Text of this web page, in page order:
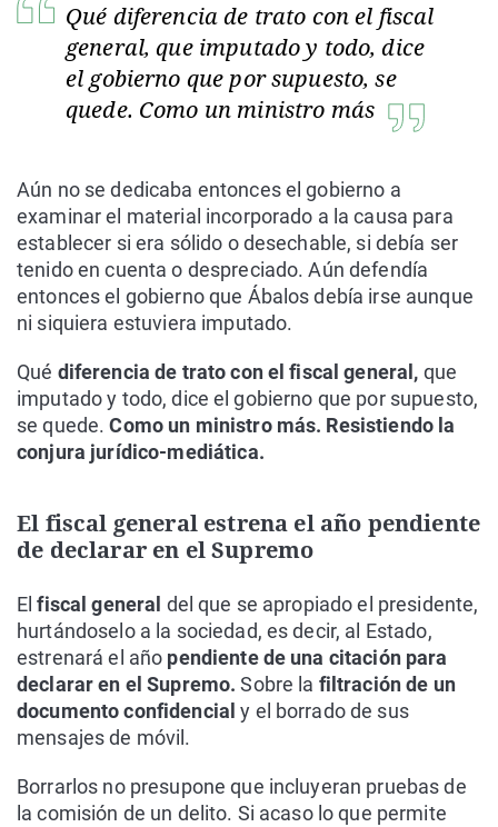
Qué diferencia de trato con el fiscal
general, que imputado y todo, dice
el gobierno que por supuesto, se
quede. Como un ministro más
Aún no se dedicaba entonces el gobierno a
examinar el material incorporado a la causa para
establecer si era sólido o desechable, si debía ser
tenido en cuenta o despreciado. Aún defendía
entonces el gobierno que Ábalos debía irse aunque
ni siquiera estuviera imputado.
Qué diferencia de trato con el fiscal general, que
imputado y todo, dice el gobierno que por supuesto,
se quede.Como un ministro más. Resistiendo la
conjura jurídico-mediática.
El fiscal general estrena el año pendiente
de declarar en el Supremo
Elfiscal general del que se apropiado el presidente,
hurtándoselo a la sociedad, es decir, al Estado,
estrenará el año pendiente de una citación para
declarar en el Supremo. Sobre la filtración de un
documento confidencial y el borrado de sus
mensajes de móvil.
Borrarlos no presupone que incluyeran pruebas de
la comisión de un delito. Si acaso lo que permite